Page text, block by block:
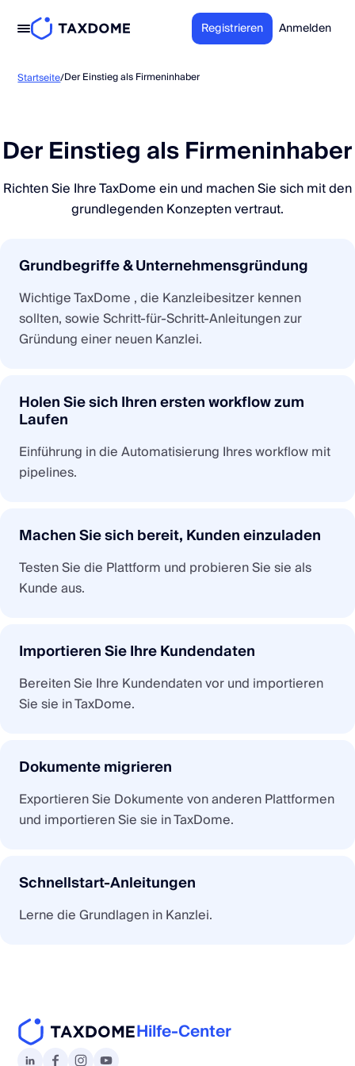
Registrieren Anmelden
Startseite/Der Einstieg als Firmeninhaber
Der Einstieg als Firmeninhaber
Richten Sie Ihre TaxDome ein und machen Sie sich mit den
grundlegenden Konzepten vertraut.
Grundbegriffe & Unternehmensgründung
Wichtige TaxDome , die Kanzleibesitzer kennen
sollten, sowie Schritt-für-Schritt-Anleitungen zur
Gründung einer neuen Kanzlei.
Holen Sie sich Ihren ersten workflow zum
Laufen
Einführung in die Automatisierung Ihres workflow mit
pipelines.
Machen Sie sich bereit, Kunden einzuladen
Testen Sie die Plattform und probieren Sie sie als
Kunde aus.
Importieren Sie Ihre Kundendaten
Bereiten Sie Ihre Kundendaten vor und importieren
Sie sie in TaxDome.
Dokumente migrieren
Exportieren Sie Dokumente von anderen Plattformen
und importieren Sie sie in TaxDome.
Schnellstart-Anleitungen
Lerne die Grundlagen in Kanzlei.
Hilfe-Center